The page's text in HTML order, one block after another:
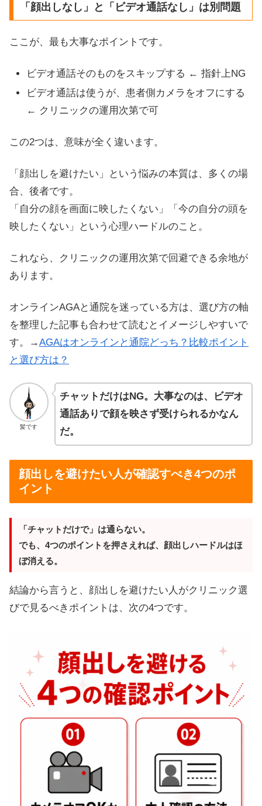
「顔出しなし」と「ビデオ通話なし」は別問題
ここが、最も大事なポイントです。
ビデオ通話そのものをスキップする ← 指針上NG
ビデオ通話は使うが、患者側カメラをオフにする
← クリニックの運用次第で可
この2つは、意味が全く違います。
「顔出しを避けたい」という悩みの本質は、多くの場
合、後者です。
「自分の顔を画面に映したくない」「今の自分の頭を
映したくない」という心理ハードルのこと。
これなら、クリニックの運用次第で回避できる余地が
あります。
オンラインAGAと通院を迷っている方は、選び方の軸
を整理した記事も合わせて読むとイメージしやすいで
す。→AGAはオンラインと通院どっち？比較ポイント
と選び方は？
髪です
チャットだけはNG。大事なのは、ビデオ
通話ありで顔を映さず受けられるかなん
だ。
顔出しを避けたい人が確認すべき4つのポ
イント
「チャットだけで」は通らない。
でも、4つのポイントを押さえれば、顔出しハードルはほ
ぼ消える。
結論から言うと、顔出しを避けたい人がクリニック選
びで見るべきポイントは、次の4つです。